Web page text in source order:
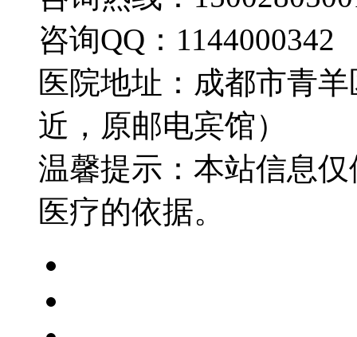
咨询QQ：1144000342
医院地址：成都市青
近，原邮电宾馆）
温馨提示：本站信息
医疗的依据。